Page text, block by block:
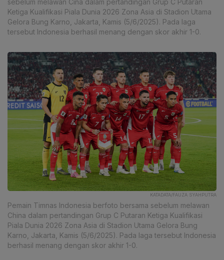
Ketiga Kualifikasi Piala Dunia 2026 Zona Asia di Stadion Utama
Gelora Bung Karno, Jakarta, Kamis (5/6/2025). Pada laga
tersebut Indonesia berhasil menang dengan skor akhir 1-0.
KATADATA/FAUZA SYAHPUTRA
Pemain Timnas Indonesia berfoto bersama sebelum melawan
China dalam pertandingan Grup C Putaran Ketiga Kualifikasi
Piala Dunia 2026 Zona Asia di Stadion Utama Gelora Bung
Karno, Jakarta, Kamis (5/6/2025). Pada laga tersebut Indonesia
berhasil menang dengan skor akhir 1-0.